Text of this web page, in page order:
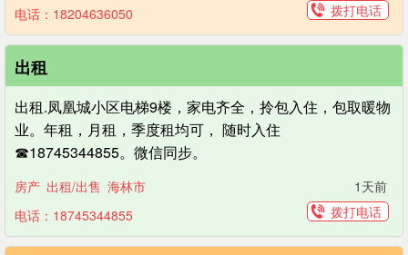
电话：18204636050
拨打电话
出租
出租.凤凰城小区电梯9楼，家电齐全，拎包入住，包取暖物
业。年租，月租，季度租均可， 随时入住
☎18745344855。微信同步。
房产 出租/出售 海林市
1天前
电话：18745344855
拨打电话